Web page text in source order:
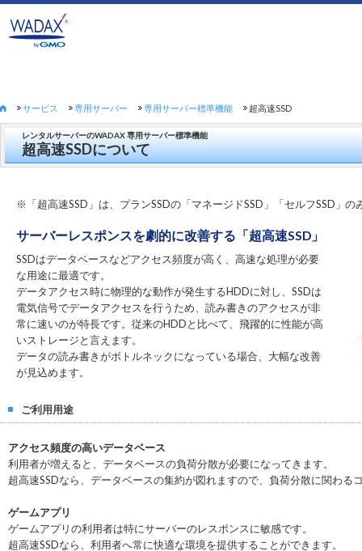
サービス 専用サーバー 専用サーバー標準機能 超高速SSD
レンタルサーバーのWADAX 専用サーバー標準機能
超高速SSDについて
※「超高速SSD」は、プランSSDの「マネージドSSD」「セルフSSD」
サーバーレスポンスを劇的に改善する「超高速SSD」
SSDはデータベースなどアクセス頻度が高く、高速な処理が必要
な用途に最適です。
データアクセス時に物理的な動作が発生するHDDに対し、SSDは
電気信号でデータアクセスを行うため、読み書きのアクセスが非
常に速いのが特長です。従来のHDDと比べて、飛躍的に性能が高
いストレージと言えます。
データの読み書きがボトルネックになっている場合、大幅な改善
が見込めます。
ご利用用途
アクセス頻度の高いデータベース
利用者が増えると、データベースの負荷分散が必要になってきます。
超高速SSDなら、データベースの集約が図れますので、負荷分散に関わる
ゲームアプリ
ゲームアプリの利用者は特にサーバーのレスポンスに敏感です。
超高速SSDなら、利用者へ常に快適な環境を提供することができます。